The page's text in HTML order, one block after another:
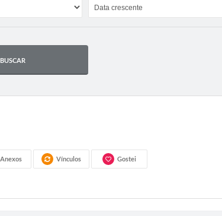
BUSCAR
Anexos Vínculos Gostei